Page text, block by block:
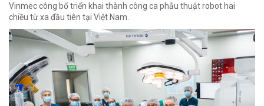
Vinmec công bố triển khai thành công ca phẫu thuật robot hai
chiều từ xa đầu tiên tại Việt Nam.